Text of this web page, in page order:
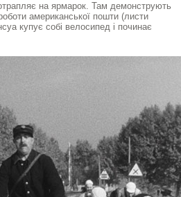
на ярмарок. Там демонструють
американської пошти (листи
купує собі велосипед і починає